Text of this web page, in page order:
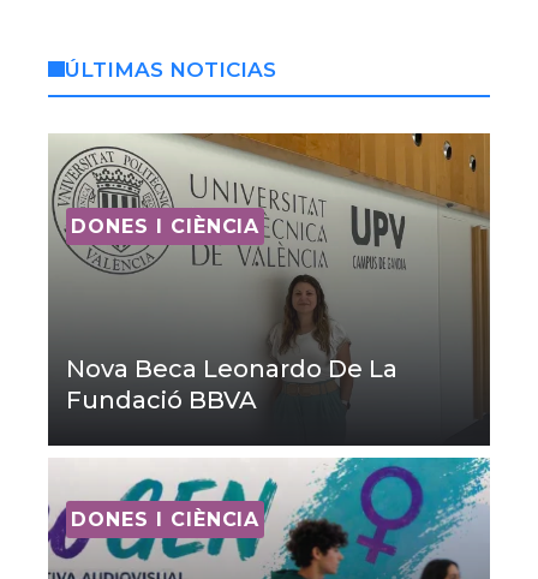
ÚLTIMAS NOTICIAS
DONES I CIÈNCIA
Nova Beca Leonardo De La
Fundació BBVA
DONES I CIÈNCIA